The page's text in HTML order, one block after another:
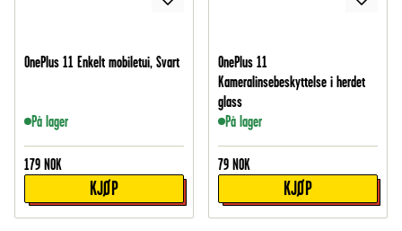
OnePlus 11 Enkelt mobiletui, Svart
På lager
179 NOK
KJØP
OnePlus 11
Kameralinsebeskyttelse i herdet
glass
På lager
79 NOK
KJØP